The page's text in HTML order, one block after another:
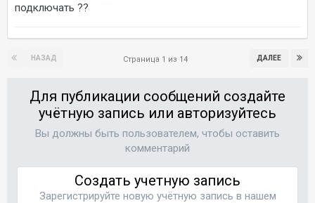
подключать ??
НАЗАД ДАЛЕЕ
Страница 1 из 14
Для публикации сообщений создайте
учётную запись или авторизуйтесь
Вы должны быть пользователем, чтобы оставить
комментарий
Создать учетную запись
Зарегистрируйте новую учётную запись в нашем